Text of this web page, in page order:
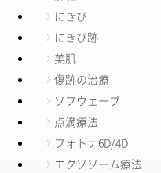
にきび
にきび跡
美肌
傷跡の治療
ソフウェーブ
点滴療法
フォトナ6D/4D
エクソソーム療法